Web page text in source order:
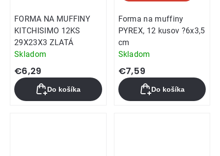
FORMA NA MUFFINY
KITCHISIMO 12KS
29X23X3 ZLATÁ
Skladom
€6,29
Do košíka
Forma na muffiny
PYREX, 12 kusov ?6x3,5
cm
Skladom
€7,59
Do košíka